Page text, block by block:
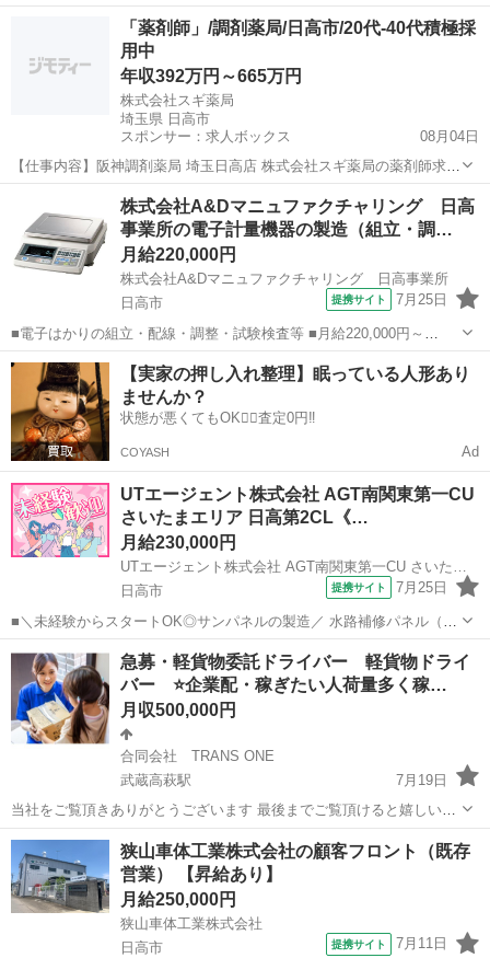
ンパネル）を製造している工場でのお仕事です！ ☆未経験OK♪ 製造現
場での経験のある方も大歓迎です♪ ＜具体的には…＞ ■機械で混ぜら
れている原料の手...
工場
「薬剤師」/調剤薬局/日高市/20代-40代積極採
用中
年収392万円～665万円
株式会社スギ薬局
埼玉県 日高市
スポンサー：求人ボックス
08月04日
【仕事内容】阪神調剤薬局 埼玉日高店 株式会社スギ薬局の薬剤師求人
正社員 調剤薬局 更新日:2026年06月18日 求人番号:10162458 <埼玉県
日高市>大手法人が母体 年収600万円台も目指せます!調剤薬局でのお
仕事 給...
株式会社A&Dマニュファクチャリング 日高
事業所の電子計量機器の製造（組立・調…
月給220,000円
株式会社A&Dマニュファクチャリング 日高事業所
日高市
提携サイト 7月25日
■電子はかりの組立・配線・調整・試験検査等 ■月給220,000円～
320,000円（経験・能力による） 試用期間3ヶ月（同条件） ■8:30～
17:30（内、休憩時間60分）
埼玉 日高市 工場
【実家の押し入れ整理】眠っている人形あり
ませんか？
状態が悪くてもOK🙆‍♀️査定0円‼️
COYASH Ad
UTエージェント株式会社 AGT南関東第一CU
さいたまエリア 日高第2CL《…
月給230,000円
UTエージェント株式会社 AGT南関東第一CU さいたまエリア 日高第2CL《JAPL1-PC》
日高市
提携サイト 7月25日
■＼未経験からスタートOK◎サンパネルの製造／ 水路補修パネル（サ
ンパネル）を製造している工場でのお仕事です！ ☆未経験OK♪ 製造現
場での経験のある方も大歓迎です♪ ＜具体的には…＞ ■機械で混ぜら
れている原料の手...
埼玉 日高市 工場
急募・軽貨物委託ドライバー 軽貨物ドライ
バー ⭐️企業配・稼ぎたい人荷量多く稼…
月収500,000円
合同会社 TRANS ONE
武蔵高萩駅
7月19日
当社をご覧頂きありがとうございます 最後までご覧頂けると嬉しいで
す。 その他のエリアも随時募集中なので お気軽にお問い合わせ下さい
⭐️当社は組み合わせ配送はしておりません！ もっと詳しくチェック！
☆☆☆☆☆☆☆☆☆☆☆...
埼玉 日高市 武蔵高萩駅 ドライバー 未経験
狭山車体工業株式会社の顧客フロント（既存
営業） 【昇給あり】
月給250,000円
狭山車体工業株式会社
日高市
提携サイト 7月11日